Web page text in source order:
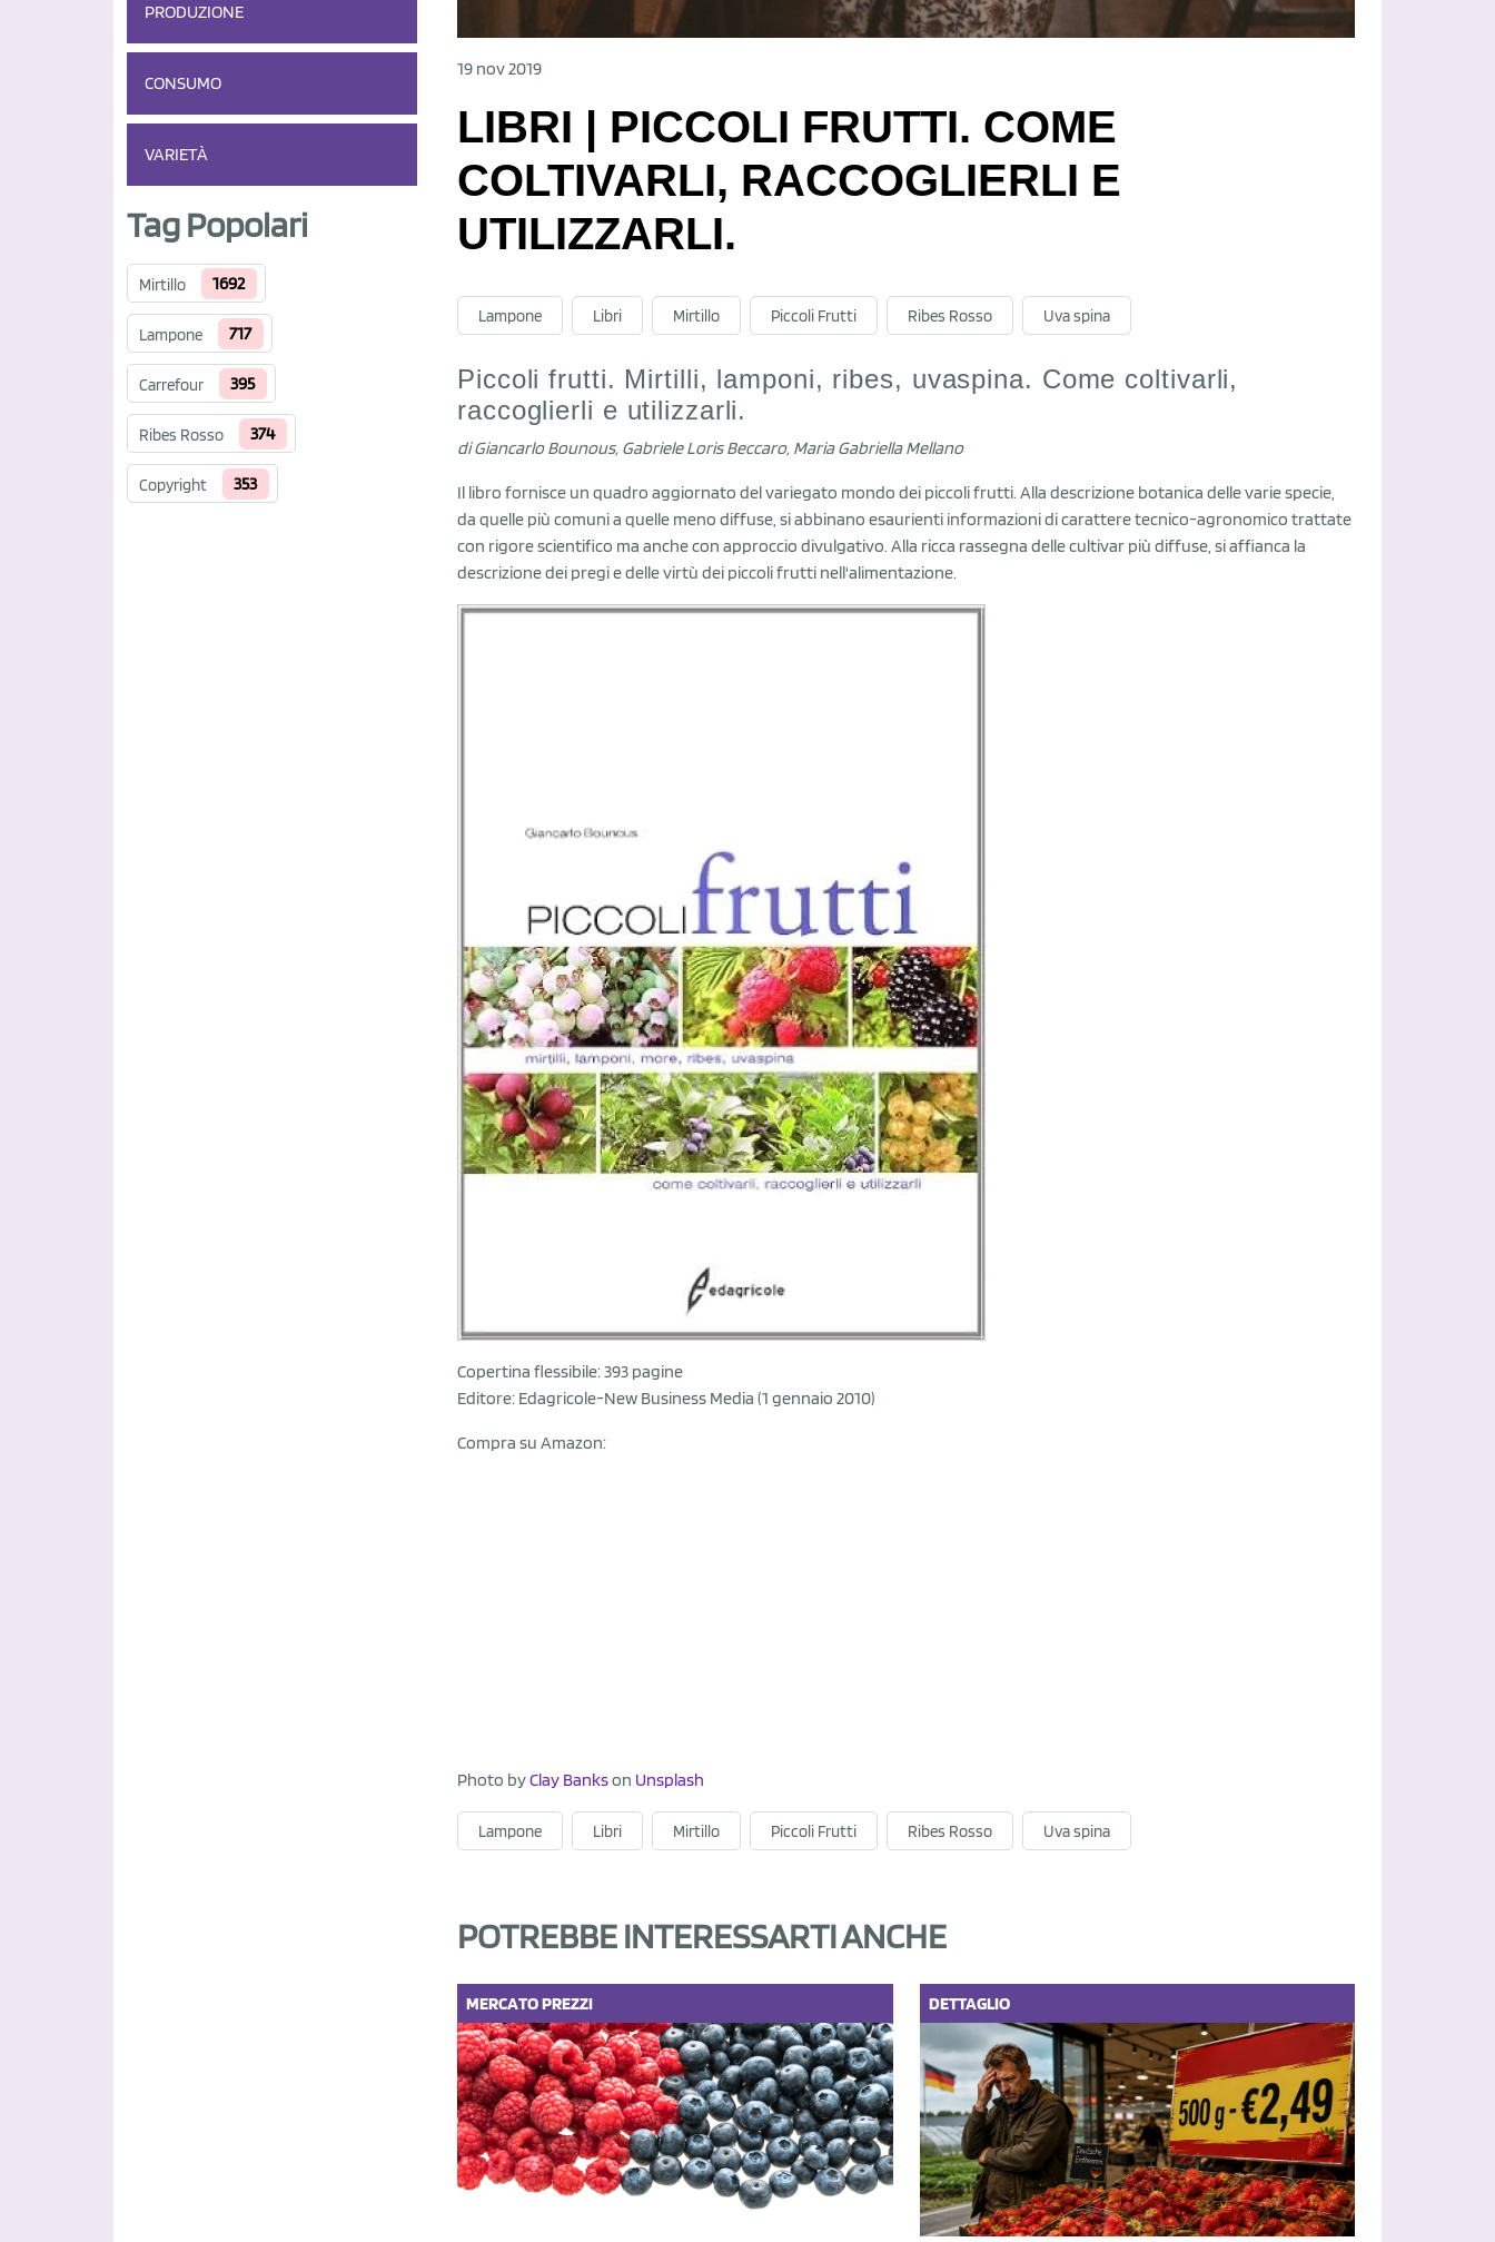
PRODUZIONE
CONSUMO
VARIETÀ
Tag Popolari
Mirtillo 1692
Lampone 717
Carrefour 395
Ribes Rosso 374
Copyright 353
19 nov 2019
LIBRI | PICCOLI FRUTTI. COME
COLTIVARLI, RACCOGLIERLI E
UTILIZZARLI.
Lampone Libri Mirtillo Piccoli Frutti Ribes Rosso Uva spina
Piccoli frutti. Mirtilli, lamponi, ribes, uvaspina. Come coltivarli,
raccoglierli e utilizzarli.
di Giancarlo Bounous, Gabriele Loris Beccaro, Maria Gabriella Mellano
Il libro fornisce un quadro aggiornato del variegato mondo dei piccoli frutti. Alla descrizione botanica delle varie specie,
da quelle più comuni a quelle meno diffuse, si abbinano esaurienti informazioni di carattere tecnico-agronomico trattate
con rigore scientifico ma anche con approccio divulgativo. Alla ricca rassegna delle cultivar più diffuse, si affianca la
descrizione dei pregi e delle virtù dei piccoli frutti nell'alimentazione.
Copertina flessibile: 393 pagine
Editore: Edagricole-New Business Media (1 gennaio 2010)
Compra su Amazon:
Photo byClay Bankson Unsplash
Lampone Libri Mirtillo Piccoli Frutti Ribes Rosso Uva spina
POTREBBE INTERESSARTI ANCHE
MERCATOPREZZI DETTAGLIO